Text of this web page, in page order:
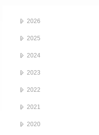
2026
2025
2024
2023
2022
2021
2020